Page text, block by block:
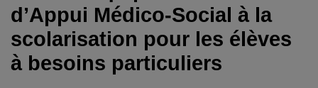
d’Appui Médico-Social à la
scolarisation pour les élèves
à besoins particuliers